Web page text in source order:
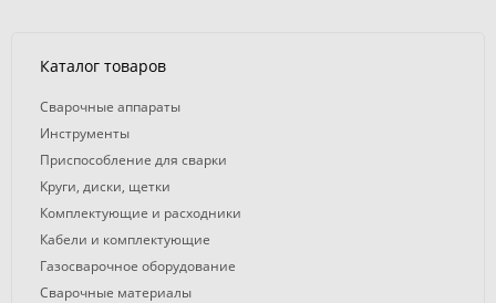
Каталог товаров
Сварочные аппараты
Инструменты
Приспособление для сварки
Круги, диски, щетки
Комплектующие и расходники
Кабели и комплектующие
Газосварочное оборудование
Сварочные материалы